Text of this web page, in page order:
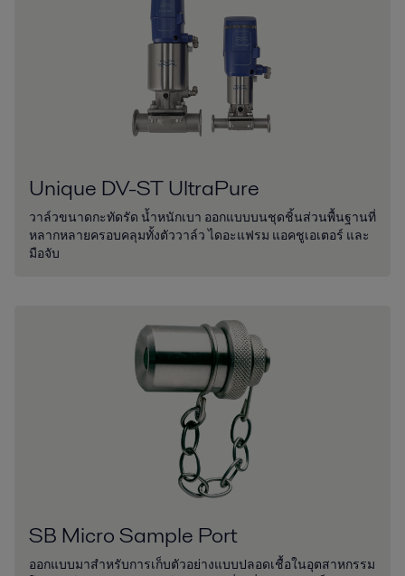
Unique DV-ST UltraPure
วาล์วขนาดกะทัดรัด น้ำหนักเบา ออกแบบบนชุดชิ้นส่วนพื้นฐานที่
หลากหลายครอบคลุมทั้งตัววาล์ว ไดอะแฟรม แอคชูเอเตอร์ และ
มือจับ
SB Micro Sample Port
ออกแบบมาสำหรับการเก็บตัวอย่างแบบปลอดเชื้อในอุตสาหกรรม